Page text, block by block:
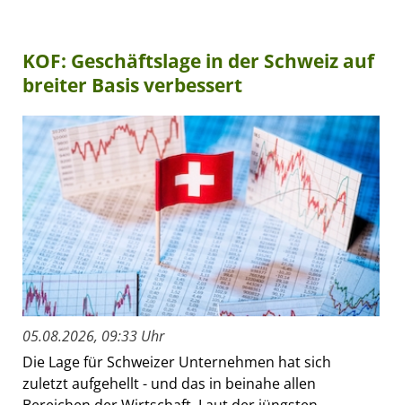
KOF: Geschäftslage in der Schweiz auf
breiter Basis verbessert
05.08.2026, 09:33 Uhr
Die Lage für Schweizer Unternehmen hat sich
zuletzt aufgehellt - und das in beinahe allen